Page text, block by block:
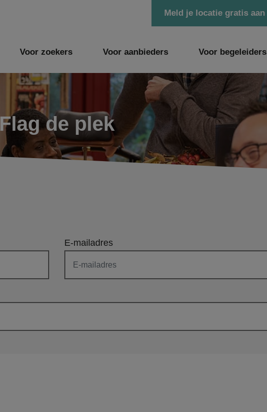
Meld je locatie gratis aan
Voor zoekers Voor aanbieders Voor begeleiders
Flag de plek
E-mailadres